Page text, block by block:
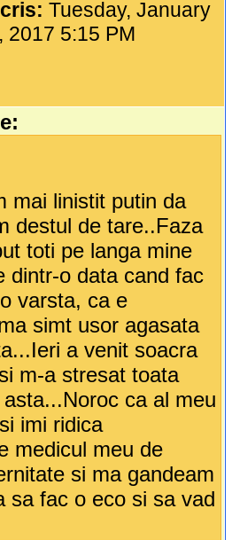
Tuesday, January
2017 5:15 PM
mai linistit putin da
destul de tare..Faza
toti pe langa mine
dintr-o data cand fac
varsta, ca e
simt usor agasata
a venit soacra
m-a stresat toata
ca al meu
imi ridica
medicul meu de
si ma gandeam
sa fac o eco si sa vad